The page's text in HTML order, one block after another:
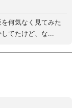
何気なく見てみた
てたけど、な...